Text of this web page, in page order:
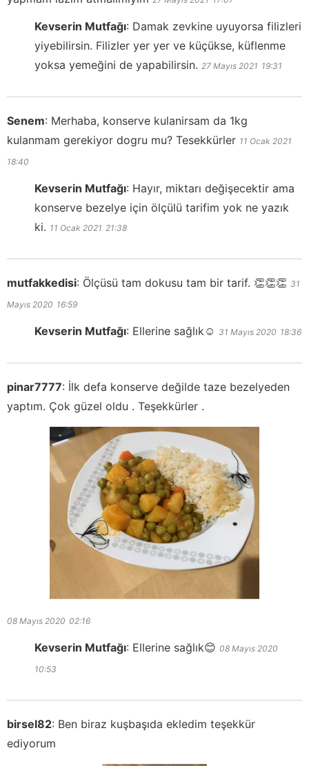
Kevserin Mutfağı: Damak zevkine uyuyorsa filizleri
yiyebilirsin. Filizler yer yer ve küçükse, küflenme
yoksa yemeğini de yapabilirsin. 27 Mayıs 2021 19:31
Senem: Merhaba, konserve kulanirsam da 1kg
kulanmam gerekiyor dogru mu? Tesekkürler 11 Ocak 2021
18:40
Kevserin Mutfağı: Hayır, miktarı değişecektir ama
konserve bezelye için ölçülü tarifim yok ne yazık
ki. 11 Ocak 2021 21:38
mutfakkedisi: Ölçüsü tam dokusu tam bir tarif. 👏👏👏 31
Mayıs 2020 16:59
Kevserin Mutfağı: Ellerine sağlık☺️ 31 Mayıs 2020 18:36
pinar7777: İlk defa konserve değilde taze bezelyeden
yaptım. Çok güzel oldu . Teşekkürler .
08 Mayıs 2020 02:16
Kevserin Mutfağı: Ellerine sağlık😊 08 Mayıs 2020
10:53
birsel82: Ben biraz kuşbaşıda ekledim teşekkür
ediyorum